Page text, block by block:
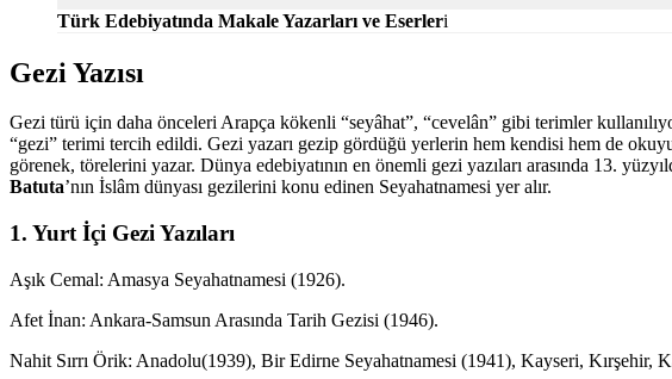
Türk Edebiyatında Makale Yazarları ve Eserleri
Gezi Yazısı
Gezi türü için daha önceleri Arapça kökenli “seyâhat”, “cevelân” gibi terimler
“gezi” terimi tercih edildi. Gezi yazarı gezip gördüğü yerlerin hem kendisi hem de
görenek, törelerini yazar. Dünya edebiyatının en önemli gezi yazıları arasında 13.
Batuta’nın İslâm dünyası gezilerini konu edinen Seyahatnamesi yer alır.
1. Yurt İçi Gezi Yazıları
Aşık Cemal: Amasya Seyahatnamesi (1926).
Afet İnan: Ankara-Samsun Arasında Tarih Gezisi (1946).
Nahit Sırrı Örik: Anadolu(1939), Bir Edirne Seyahatnamesi (1941), Kayseri, Kırşehir,